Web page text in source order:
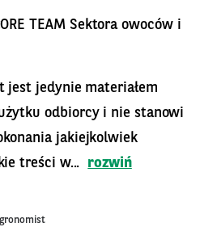
TEAM Sektora owoców i
jest jedynie materiałem
odbiorcy i nie stanowi
jakiejkolwiek
treści w...
rozwiń